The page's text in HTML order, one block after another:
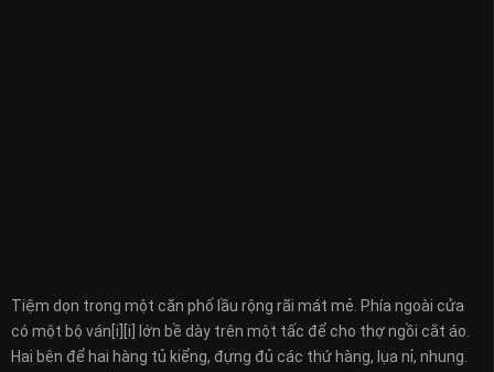
Tiệm dọn trong một căn phố lầu rộng rãi mát mẻ. Phía ngoài cửa
có một bộ ván[i][i] lớn bề dày trên một tấc để cho thợ ngồi cắt áo.
Hai bên để hai hàng tủ kiểng, đựng đủ các thứ hàng, lụa nỉ, nhung.